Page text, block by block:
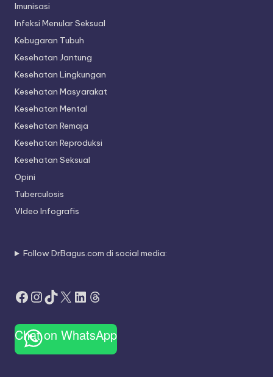
Imunisasi
Infeksi Menular Seksual
Kebugaran Tubuh
Kesehatan Jantung
Kesehatan Lingkungan
Kesehatan Masyarakat
Kesehatan Mental
Kesehatan Remaja
Kesehatan Reproduksi
Kesehatan Seksual
Opini
Tuberculosis
VIdeo Infografis
Follow DrBagus.com di social media:
Facebook
Instagram
TikTok
X LinkedIn
Threads
Chat on WhatsApp